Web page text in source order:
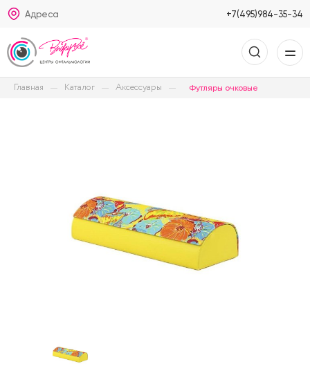
Адреса +7(495)984-35-34
Главная Каталог Аксессуары Футляры очковые